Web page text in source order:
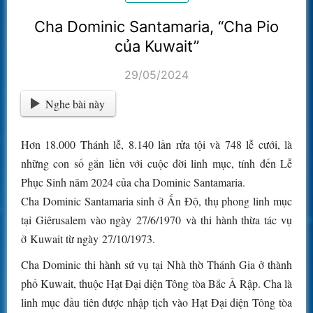
Cha Dominic Santamaria, “Cha Pio
của Kuwait”
29/05/2024
Nghe bài này
Hơn 18.000 Thánh lễ, 8.140 lần rửa tội và 748 lễ cưới, là
những con số gắn liền với cuộc đời linh mục, tính đến Lễ
Phục Sinh năm 2024 của cha Dominic Santamaria.
Cha Dominic Santamaria sinh ở Ấn Độ, thụ phong linh mục
tại Giêrusalem vào ngày 27/6/1970 và thi hành thừa tác vụ
ở Kuwait từ ngày 27/10/1973.
Cha Dominic thi hành sứ vụ tại Nhà thờ Thánh Gia ở thành
phố Kuwait, thuộc Hạt Đại diện Tông tòa Bắc Ả Rập. Cha là
linh mục đầu tiên được nhập tịch vào Hạt Đại diện Tông tòa